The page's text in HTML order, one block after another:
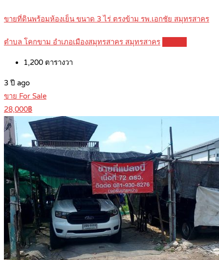
ขายที่ดินพร้อมห้องเย็น ขนาด 3 ไร่ ตรงข้าม รพ.เอกชัย สมุทรสาคร
ตำบล โคกขาม อำเภอเมืองสมุทรสาคร สมุทรสาคร
1,200 ตารางวา
3 ปี ago
ขาย For Sale
28,000฿